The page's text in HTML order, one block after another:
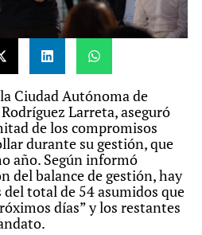
Ciudad Autónoma de
Larreta, aseguró
de los compromisos
durante su gestión, que
año. Según informó
del balance de gestión, hay
total de 54 asumidos que
días” y los restantes